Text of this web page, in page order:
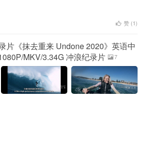
赞 (1)
片《抹去重来 Undone 2020》英语中
MKV/3.34G 冲浪纪录片
7